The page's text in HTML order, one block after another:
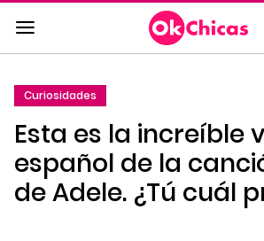
Saltar
al
contenido
a
la
navegación
principal
Curiosidades
Esta es la increíble
español de la
de Adele. ¿Tú cuál